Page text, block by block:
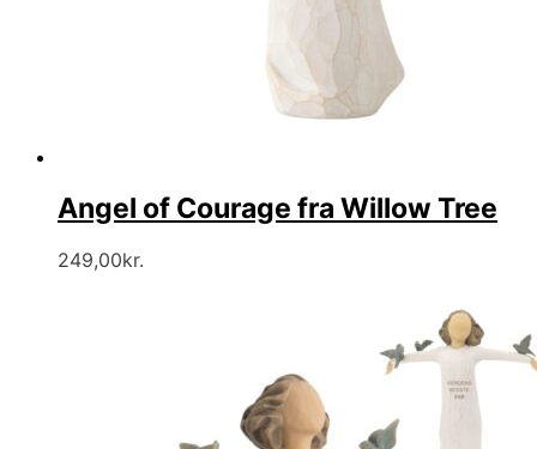
Angel of Courage fra Willow Tree
249,00kr.